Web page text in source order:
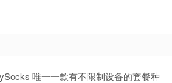
唯一一款有不限制设备的套餐种